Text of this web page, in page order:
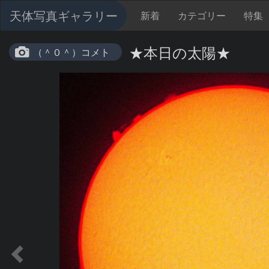
天体写真ギャラリー 新着 カテゴリー 特集
（＾０＾）コメト ★本日の太陽★